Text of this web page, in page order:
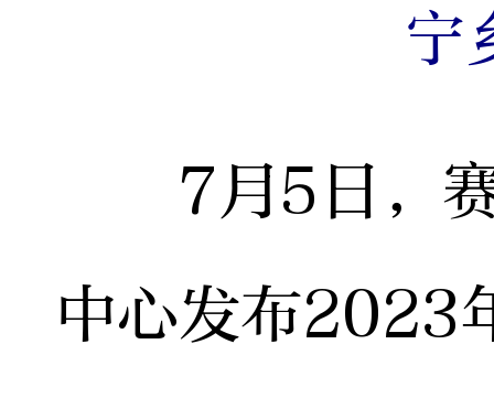
宁
7月5日，赛
中心发布2023